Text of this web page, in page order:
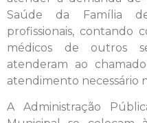
Saúde da Família
profissionais, contando
médicos de outros
atenderam ao
atendimento necessário
A Administração